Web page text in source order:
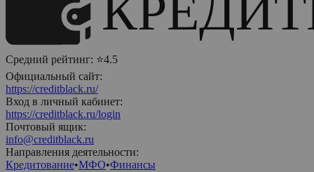
Средний рейтинг: ⭐4.5
Официальный сайт:
https://creditblack.ru/
Вход в личный кабинет:
https://creditblack.ru/login
Почтовый ящик:
info@creditblack.ru
Направления деятельности:
Кредитование•МФО•Финансы